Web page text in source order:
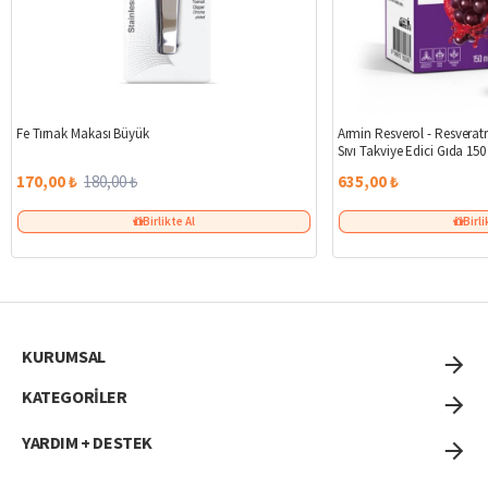
Fe Tırnak Makası Büyük
170,00 ₺ 180,00 ₺
Birlikte Al
Armin Resverol -
Sıvı Takviye Edici Gıda
635,00 ₺
KURUMSAL
KATEGORİLER
YARDIM + DESTEK